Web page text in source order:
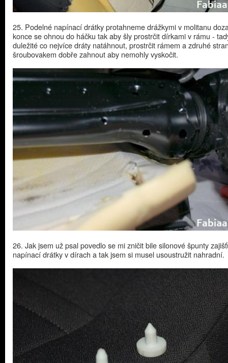
25. Podelné napínací drátky protahneme drážkymi v molitanu
konce se ohnou do háčku tak aby šly prostrčit dírkami v rámu -
duležité co nejvíce dráty natáhnout, prostrčit rámem a zdruhé
šroubovakem dobře zahnout aby nemohly vyskočit.
26. Jak jsem už psal povedlo se mi zničit bile silonové špunty
napínací drátky v dírach a tak jsem si musel usoustružit nahradní.